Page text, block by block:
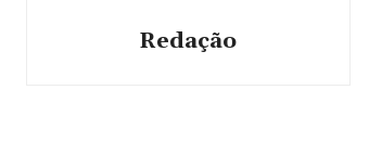
Redação